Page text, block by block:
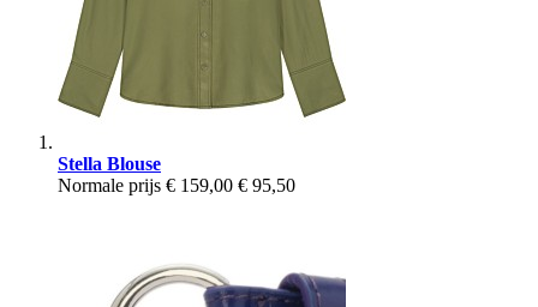
Stella Blouse
Normale prijs € 159,00 € 95,50